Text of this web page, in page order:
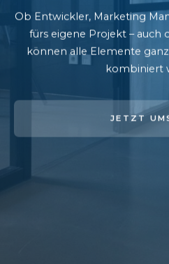
Ob Entwickler, Marketing
fürs eigene Projekt – auch
können alle Elemente
kombiniert
JETZT